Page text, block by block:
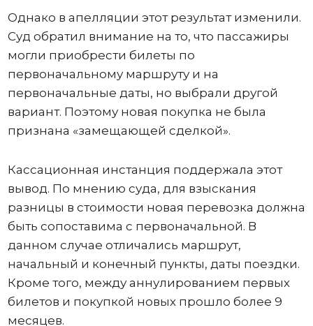
Однако в апелляции этот результат изменили.
Суд обратил внимание на то, что пассажиры
могли приобрести билеты по
первоначальному маршруту и на
первоначальные даты, но выбрали другой
вариант. Поэтому новая покупка не была
признана «замещающей сделкой».
Кассационная инстанция поддержала этот
вывод. По мнению суда, для взыскания
разницы в стоимости новая перевозка должна
быть сопоставима с первоначальной. В
данном случае отличались маршрут,
начальный и конечный пункты, даты поездки.
Кроме того, между аннулированием первых
билетов и покупкой новых прошло более 9
месяцев.